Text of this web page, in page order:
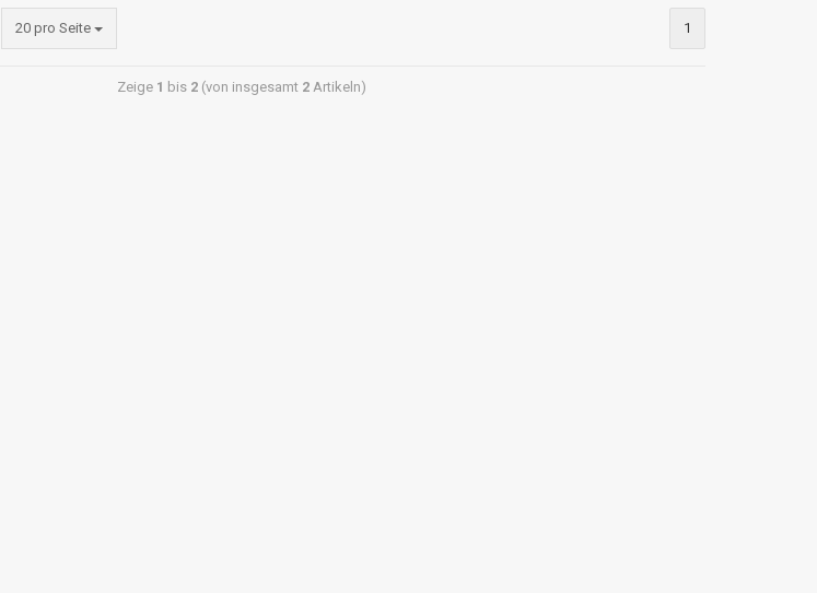
20 pro Seite 1
Zeige 1 bis 2 (von insgesamt 2 Artikeln)